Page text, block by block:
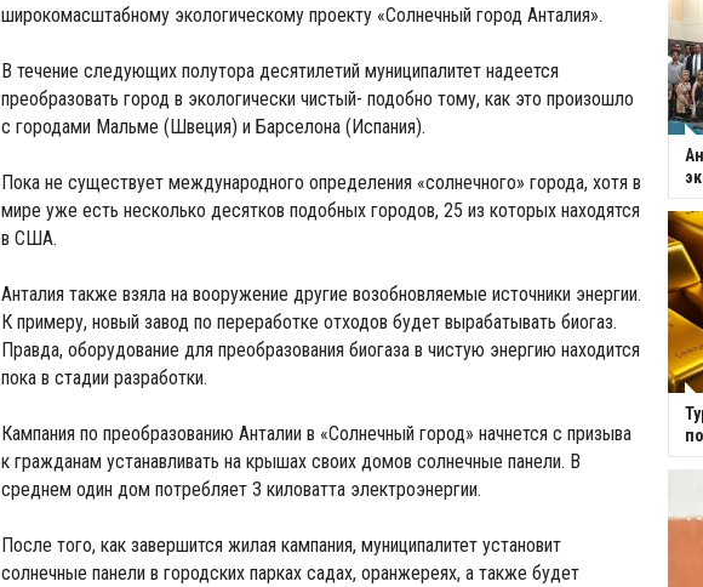
широкомасштабному экологическому проекту «Солнечный город Анталия».
В течение следующих полутора десятилетий муниципалитет надеется
преобразовать город в экологически чистый- подобно тому, как это произошло
с городами Мальме (Швеция) и Барселона (Испания).
Пока не существует международного определения «солнечного» города, хотя в
мире уже есть несколько десятков подобных городов, 25 из которых находятся
в США.
Анталия также взяла на вооружение другие возобновляемые источники энергии.
К примеру, новый завод по переработке отходов будет вырабатывать биогаз.
Правда, оборудование для преобразования биогаза в чистую энергию находится
пока в стадии разработки.
Кампания по преобразованию Анталии в «Солнечный город» начнется с призыва
к гражданам устанавливать на крышах своих домов солнечные панели. В
среднем один дом потребляет 3 киловатта электроэнергии.
После того, как завершится жилая кампания, муниципалитет установит
солнечные панели в городских парках садах, оранжереях, а также будет